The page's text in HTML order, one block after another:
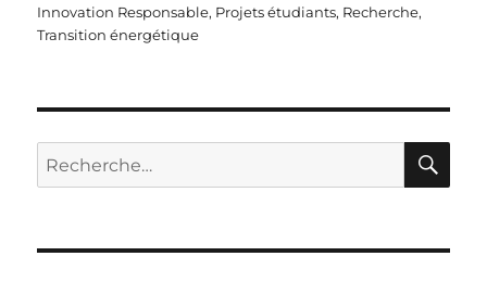
le
Innovation Responsable, Projets étudiants, Recherche,
Transition énergétique
Recherche
pour :